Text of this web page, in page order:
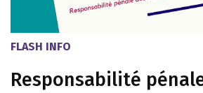
FLASH INFO
Responsabilité